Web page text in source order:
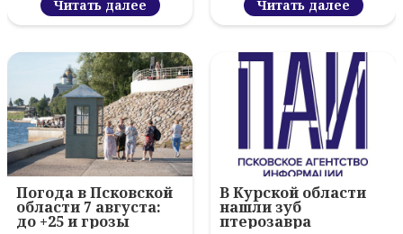
вручил награды
Читать далее проектЧитать далее
Погода в Псковской
области 7 августа:
до +25 и грозы
В Курской области
нашли зуб
птерозавра